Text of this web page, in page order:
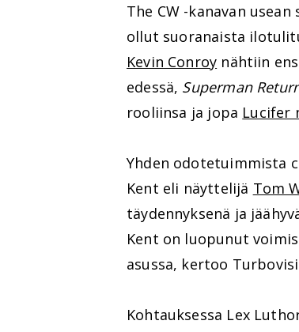
The CW -kanavan
ollut suoranaista
Kevin Conroy nähtiin
edessä, Superman
rooliinsa ja jopa Lucifer
Yhden odotetuimmista
Kent eli näyttelijä Tom
täydennyksenä ja
Kent on luopunut
asussa, kertoo
Kohtauksessa Lex